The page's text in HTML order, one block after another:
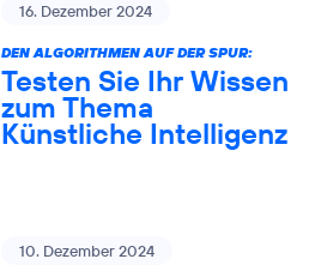
16. Dezember 2024
DEN ALGORITHMEN AUF DER SPUR:
Testen Sie Ihr Wissen
zum Thema
Künstliche Intelligenz
10. Dezember 2024